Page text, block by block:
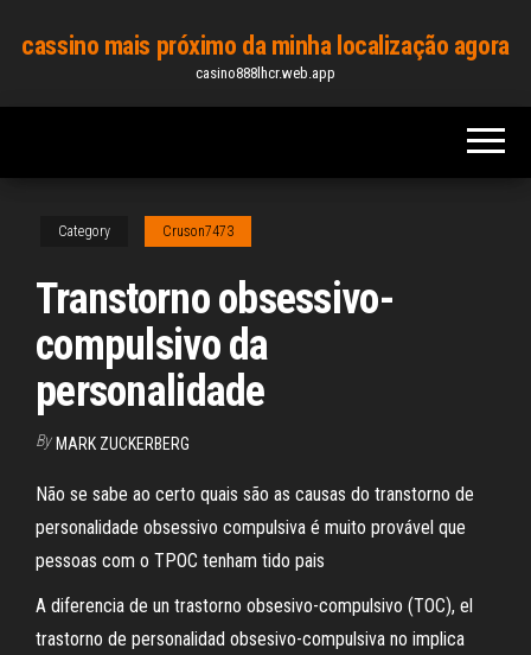
content
cassino mais próximo da minha localização agora
casino888lhcr.web.app
Category Cruson7473
Transtorno obsessivo-
compulsivo da
personalidade
By MARK ZUCKERBERG
Não se sabe ao certo quais são as causas do transtorno de
personalidade obsessivo compulsiva é muito provável que
pessoas com o TPOC tenham tido pais
A diferencia de un trastorno obsesivo-compulsivo (TOC), el
trastorno de personalidad obsesivo-compulsiva no implica